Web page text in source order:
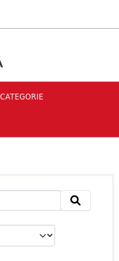
CATEGORIE